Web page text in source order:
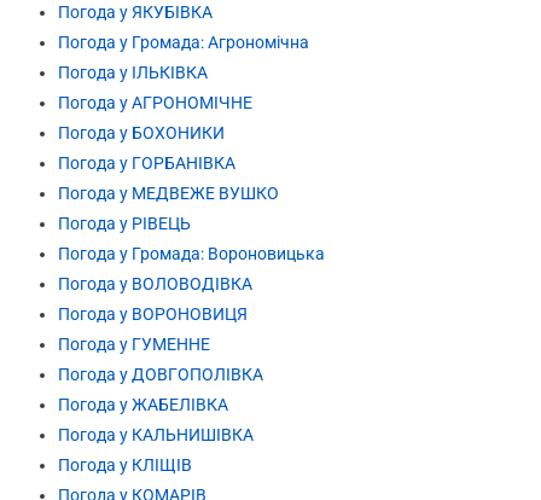
Погода у ЯКУБІВКА
Погода у Громада: Агрономічна
Погода у ІЛЬКІВКА
Погода у АГРОНОМІЧНЕ
Погода у БОХОНИКИ
Погода у ГОРБАНІВКА
Погода у МЕДВЕЖЕ ВУШКО
Погода у РІВЕЦЬ
Погода у Громада: Вороновицька
Погода у ВОЛОВОДІВКА
Погода у ВОРОНОВИЦЯ
Погода у ГУМЕННЕ
Погода у ДОВГОПОЛІВКА
Погода у ЖАБЕЛІВКА
Погода у КАЛЬНИШІВКА
Погода у КЛІЩІВ
Погода у КОМАРІВ